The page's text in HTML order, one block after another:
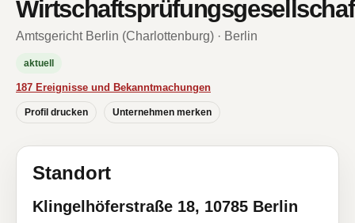
Amtsgericht Berlin (Charlottenburg) · Berlin
aktuell
187 Ereignisse und Bekanntmachungen
Profil drucken Unternehmen merken
Standort
Klingelhöferstraße 18, 10785 Berlin